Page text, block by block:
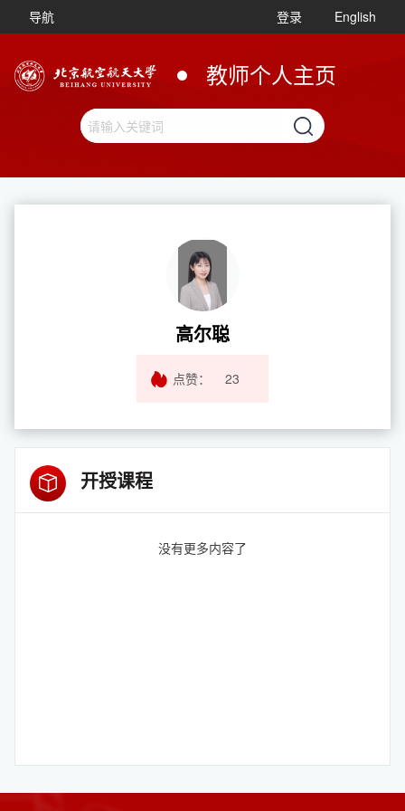
导航 登录 English
教师个人主页
高尔聪
点赞： 23
开授课程
没有更多内容了